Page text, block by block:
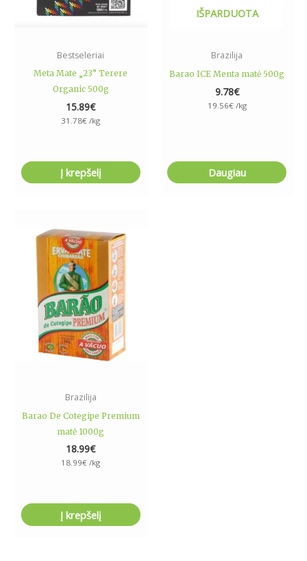
Bestseleriai
Meta Mate „23” Terere
Organic 500g
15.89€
31.78€ /kg
Į krepšelį
IŠPARDUOTA
Brazilija
Barao ICE Menta matė 500g
9.78€
19.56€/kg
Daugiau
Brazilija
Barao De Cotegipe Premium
matė 1000g
18.99€
18.99€ /kg
Į krepšelį